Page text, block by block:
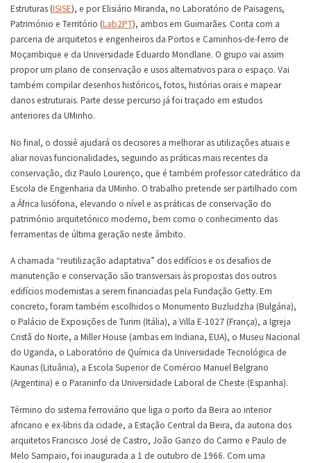
Estruturas (ISISE), e por Elisiário Miranda, no Laboratório de Paisagens,
Património e Território (Lab2PT), ambos em Guimarães. Conta com a
parceria de arquitetos e engenheiros da Portos e Caminhos-de-ferro de
Moçambique e da Universidade Eduardo Mondlane. O grupo vai assim
propor um plano de conservação e usos alternativos para o espaço. Vai
também compilar desenhos históricos, fotos, histórias orais e mapear
danos estruturais. Parte desse percurso já foi traçado em estudos
anteriores da UMinho.
No final, o dossiê ajudará os decisores a melhorar as utilizações atuais e
aliar novas funcionalidades, seguindo as práticas mais recentes da
conservação, diz Paulo Lourenço, que é também professor catedrático da
Escola de Engenharia da UMinho. O trabalho pretende ser partilhado com
a África lusófona, elevando o nível e as práticas de conservação do
património arquitetónico moderno, bem como o conhecimento das
ferramentas de última geração neste âmbito.
A chamada “reutilização adaptativa” dos edifícios e os desafios de
manutenção e conservação são transversais às propostas dos outros
edifícios modernistas a serem financiadas pela Fundação Getty. Em
concreto, foram também escolhidos o Monumento Buzludzha (Bulgária),
o Palácio de Exposições de Turim (Itália), a Villa E-1027 (França), a Igreja
Cristã do Norte, a Miller House (ambas em Indiana, EUA), o Museu Nacional
do Uganda, o Laboratório de Química da Universidade Tecnológica de
Kaunas (Lituânia), a Escola Superior de Comércio Manuel Belgrano
(Argentina) e o Paraninfo da Universidade Laboral de Cheste (Espanha).
Término do sistema ferroviário que liga o porto da Beira ao interior
africano e ex-libris da cidade, a Estação Central da Beira, da autoria dos
arquitetos Francisco José de Castro, João Garizo do Carmo e Paulo de
Melo Sampaio, foi inaugurada a 1 de outubro de 1966. Com uma